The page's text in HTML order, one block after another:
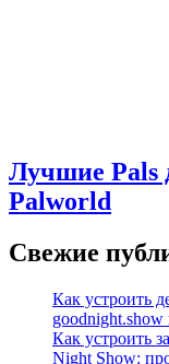
Лучшие Pals
Palworld
Свежие
Как устроить
goodnight.show
Как устроить
Night Show: